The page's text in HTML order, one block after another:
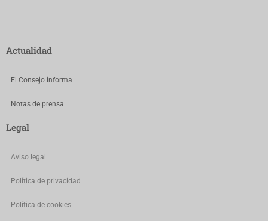
Actualidad
El Consejo informa
Notas de prensa
Legal
Aviso legal
Política de privacidad
Política de cookies